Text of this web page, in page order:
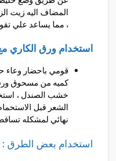
المضاف اليه زيت
، مما يساعد علي
استخدام ورق الكاري
قومي باحضار وعاء
كميه من مسحوق
خشب الصندل ،
الشعر قبل
نهائي لمشكله
استخدام بعض الطرق :